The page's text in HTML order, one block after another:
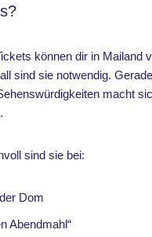
können dir in Mailand
sind sie notwendig.
macht
sind sie bei:
Dom
Abendmahl“